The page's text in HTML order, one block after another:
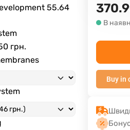
55.64
грн.
В
Buy in